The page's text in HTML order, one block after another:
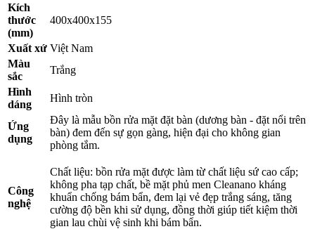
Kích
thước
(mm)
400x400x155
Xuất xứ Việt Nam
Màu
sắc
Trắng
Hình
dáng
Hình tròn
Ứng
dụng
Đây là mẫu bồn rửa mặt đặt bàn (dương bàn - đặt nổi trên
bàn) đem đến sự gọn gàng, hiện đại cho không gian
phòng tắm.
Công
nghệ
Chất liệu: bồn rửa mặt được làm từ chất liệu sứ cao cấp;
không pha tạp chất, bề mặt phủ men Cleanano kháng
khuẩn chống bám bẩn, đem lại vẻ đẹp trắng sáng, tăng
cường độ bền khi sử dụng, đồng thời giúp tiết kiệm thời
gian lau chùi vệ sinh khi bám bẩn.